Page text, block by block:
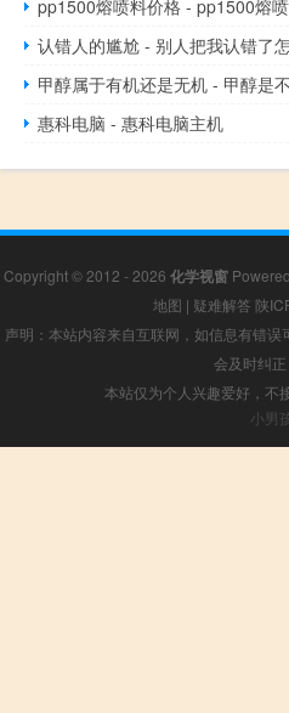
pp1500熔喷料价格 - pp1500熔
认错人的尴尬 - 别人把我认错了
甲醇属于有机还是无机 - 甲醇是
惠科电脑 - 惠科电脑主机
Copyright © 2012 - 2026 化学视窗
地图 | 疑难解答 陕
声明：本站内容来自互联网，如信息有错
会及时纠
本站仅为个人兴趣爱好，不
小男